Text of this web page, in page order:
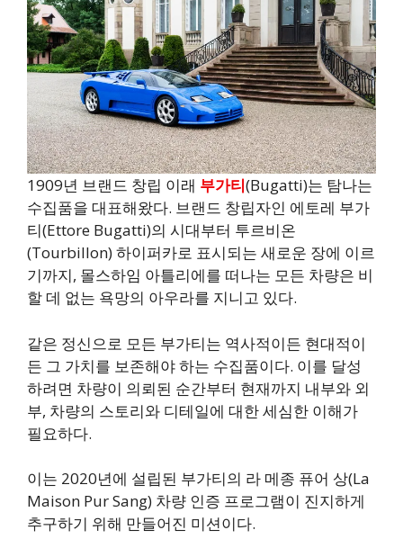
1909년 브랜드 창립 이래 부가티(Bugatti)는 탐나는
수집품을 대표해왔다. 브랜드 창립자인 에토레 부가
티(Ettore Bugatti)의 시대부터 투르비온
(Tourbillon) 하이퍼카로 표시되는 새로운 장에 이르
기까지, 몰스하임 아틀리에를 떠나는 모든 차량은 비
할 데 없는 욕망의 아우라를 지니고 있다.
같은 정신으로 모든 부가티는 역사적이든 현대적이
든 그 가치를 보존해야 하는 수집품이다. 이를 달성
하려면 차량이 의뢰된 순간부터 현재까지 내부와 외
부, 차량의 스토리와 디테일에 대한 세심한 이해가
필요하다.
이는 2020년에 설립된 부가티의 라 메종 퓨어 상(La
Maison Pur Sang) 차량 인증 프로그램이 진지하게
추구하기 위해 만들어진 미션이다.